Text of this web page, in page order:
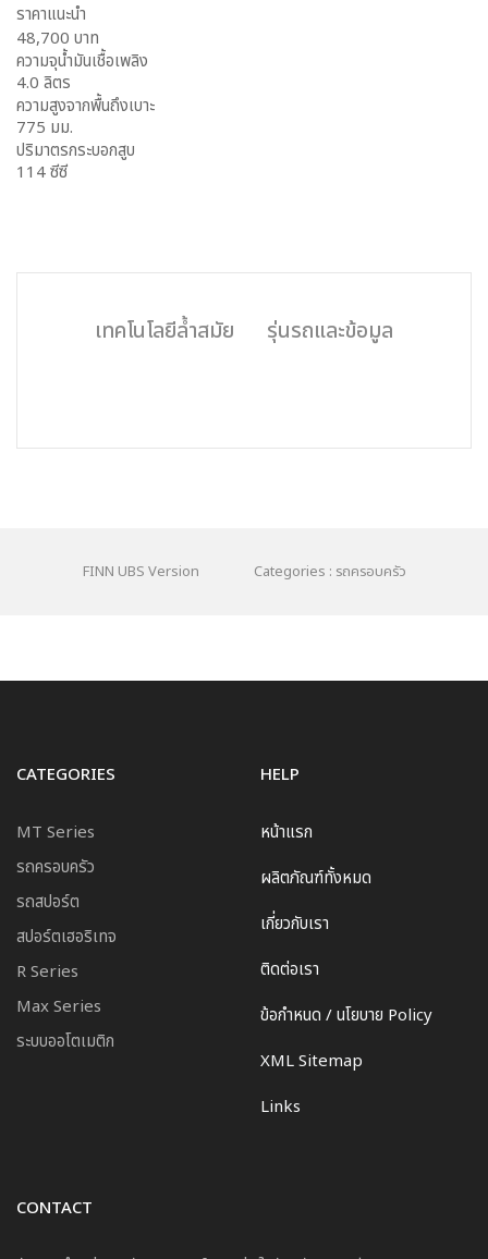
ราคาแนะนำ
48,700 บาท
ความจุน้ำมันเชื้อเพลิง
4.0 ลิตร
ความสูงจากพื้นถึงเบาะ
775 มม.
ปริมาตรกระบอกสูบ
114 ซีซี
เทคโนโลยีล้ำสมัย รุ่นรถและข้อมูล
FINN UBS Version Categories : รถครอบครัว
CATEGORIES
MT Series
รถครอบครัว
รถสปอร์ต
สปอร์ตเฮอริเทจ
R Series
Max Series
ระบบออโตเมติก
HELP
หน้าแรก
ผลิตภัณฑ์ทั้งหมด
เกี่ยวกับเรา
ติดต่อเรา
ข้อกำหนด / นโยบาย Policy
XML Sitemap
Links
CONTACT